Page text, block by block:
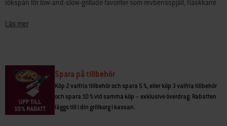
samma
rökspån för low-and-slow-grillade favoriter som revbensspjäll, fläskkarré
fisk eller hummer. När det är dags att äta njuter gästerna av bufféliknande
varmhållningsfat (2). *LUMIN är ett varumärke som tillhör Weber-Stephen
Products LLC och är föremål för pågående registreringar eller ansökningar
i USA och andra länder.
• Förvandla till en elektrisk rökgrill för att tillaga revbensspjäll med low-
and-slow
Läs mer
Spara på tillbehör
Köp 2 valfria tillbehör och spara 5 %, eller köp 3 valfria tillbehör
och spara 10 % vid samma köp – exklusive överdrag. Rabatten
läggs till i din grillkorg i kassan.